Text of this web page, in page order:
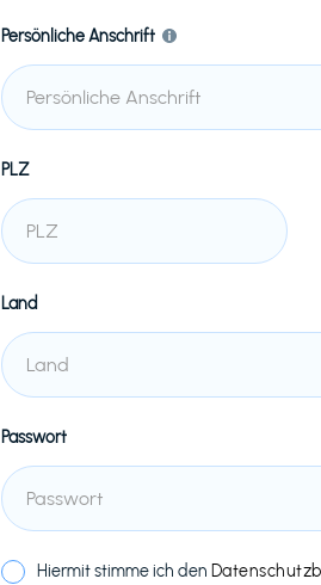
Persönliche Anschrift
PLZ
Land
Passwort
Hiermit stimme ich den